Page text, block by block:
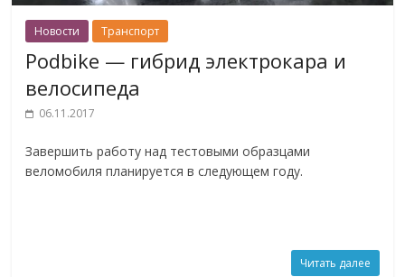
Новости Транспорт
Podbike — гибрид электрокара и
велосипеда
06.11.2017
Завершить работу над тестовыми образцами
веломобиля планируется в следующем году.
Читать далее